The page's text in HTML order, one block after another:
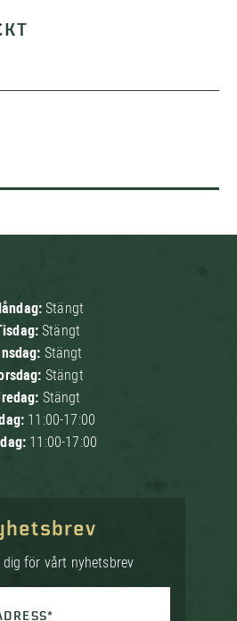
Stängt
Stängt
Stängt
Stängt
Stängt
11:00-17:00
11:00-17:00
dig för vårt nyhetsbrev